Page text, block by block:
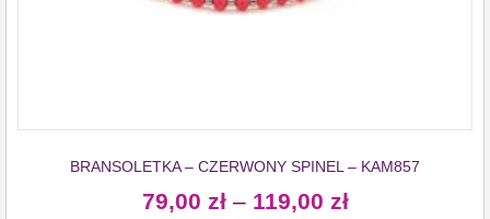
BRANSOLETKA – CZERWONY SPINEL – KAM857
79,00 zł – 119,00 zł